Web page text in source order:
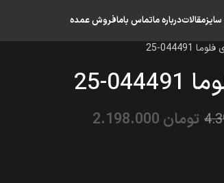
مقالاتدرباره ماتماس بامافروش عمده
044491-25
25
تومان